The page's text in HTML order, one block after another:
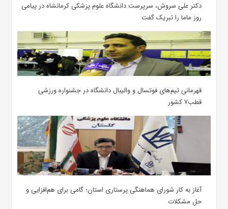
دکتر علی سروش، سرپرست دانشگاه علوم پزشکی کرمانشاه در پیامی
روز ماما را تبریک گفت
قهرمانی تیم‌های فوتسال و والیبال دانشگاه در جشنواره ورزشی
قطب۷ کشور
آغاز به کار شورای هماهنگی پرستاری استان؛ گامی برای هم‌افزایی و
حل مشکلات